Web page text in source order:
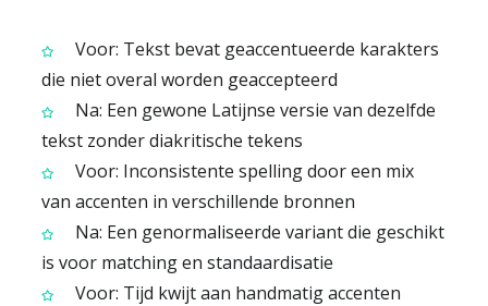
Voor: Tekst bevat geaccentueerde karakters
die niet overal worden geaccepteerd
Na: Een gewone Latijnse versie van dezelfde
tekst zonder diakritische tekens
Voor: Inconsistente spelling door een mix
van accenten in verschillende bronnen
Na: Een genormaliseerde variant die geschikt
is voor matching en standaardisatie
Voor: Tijd kwijt aan handmatig accenten